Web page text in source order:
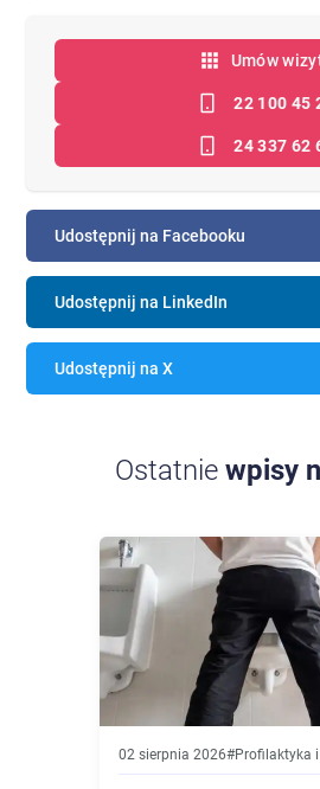
Umów
22 100 45
24 337 62
Udostępnij na Facebooku
Udostępnij na LinkedIn
Udostępnij na X
Ostatnie wpisy
02 sierpnia 2026#Profilaktyka i